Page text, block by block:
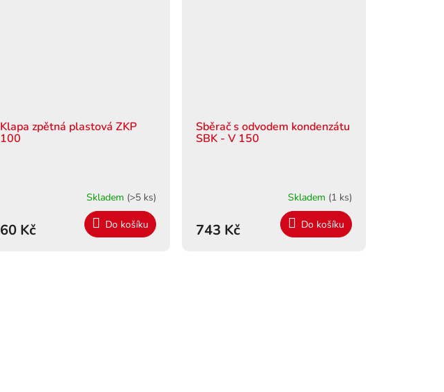
Klapa zpětná plastová ZKP
100
Skladem (>5 ks)
60 Kč Do košíku
Sběrač s odvodem kondenzátu
SBK - V 150
Skladem (1 ks)
743 Kč Do košíku